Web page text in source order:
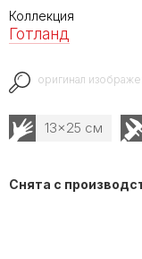
Коллекция
Готланд
оригинал
13x25 см
Снята с